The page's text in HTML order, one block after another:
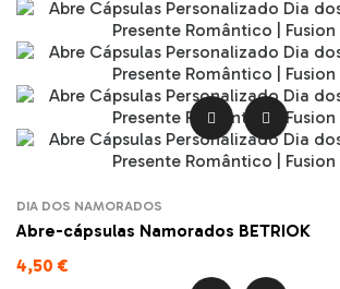
 
DIA DOS NAMORADOS
Abre-cápsulas Namorados BETRIOK
4,50 €